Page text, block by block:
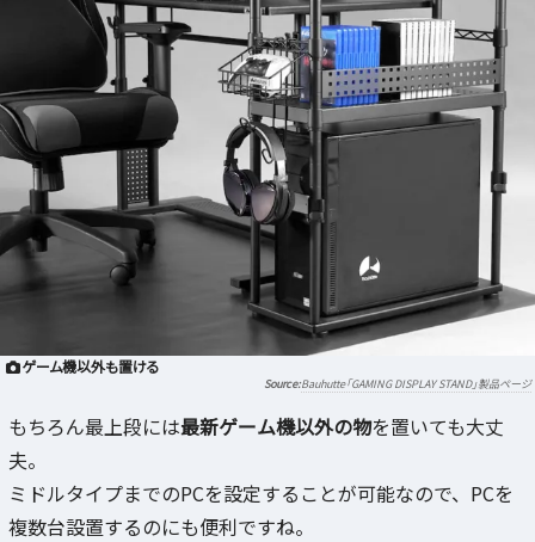
ゲーム機以外も置ける
Bauhutte「GAMING DISPLAY STAND」製品ページ
もちろん最上段には最新ゲーム機以外の物を置いても大丈
夫。
ミドルタイプまでのPCを設定することが可能なので、PCを
複数台設置するのにも便利ですね。